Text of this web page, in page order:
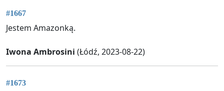
#1667
Jestem Amazonką.
Iwona Ambrosini (Łódź, 2023-08-22)
#1673